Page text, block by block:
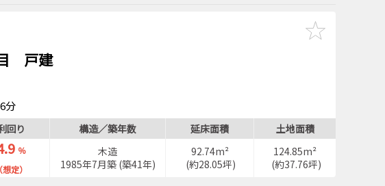
戸建
分
回り 構造／築年数 延床面積 土地面積
％
（想定）
木造
1985年7月築 (築41年)
92.74m²
(約28.05坪)
124.85m²
(約37.76坪)